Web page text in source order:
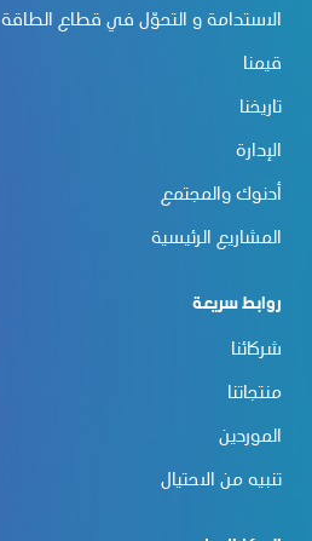
الاستدامة و التحوّل في قطاع الطاقة
قيمنا
تاريخنا
الإدارة
أدنوك والمجتمع
المشاريع الرئيسية
روابط سريعة
شركائنا
منتجاتنا
الموردين
تنبيه من الاحتيال